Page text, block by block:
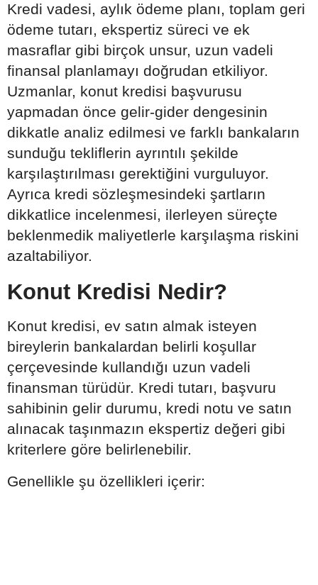
Kredi vadesi, aylık ödeme planı, toplam geri
ödeme tutarı, ekspertiz süreci ve ek
masraflar gibi birçok unsur, uzun vadeli
finansal planlamayı doğrudan etkiliyor.
Uzmanlar, konut kredisi başvurusu
yapmadan önce gelir-gider dengesinin
dikkatle analiz edilmesi ve farklı bankaların
sunduğu tekliflerin ayrıntılı şekilde
karşılaştırılması gerektiğini vurguluyor.
Ayrıca kredi sözleşmesindeki şartların
dikkatlice incelenmesi, ilerleyen süreçte
beklenmedik maliyetlerle karşılaşma riskini
azaltabiliyor.
Konut Kredisi Nedir?
Konut kredisi, ev satın almak isteyen
bireylerin bankalardan belirli koşullar
çerçevesinde kullandığı uzun vadeli
finansman türüdür. Kredi tutarı, başvuru
sahibinin gelir durumu, kredi notu ve satın
alınacak taşınmazın ekspertiz değeri gibi
kriterlere göre belirlenebilir.
Genellikle şu özellikleri içerir: